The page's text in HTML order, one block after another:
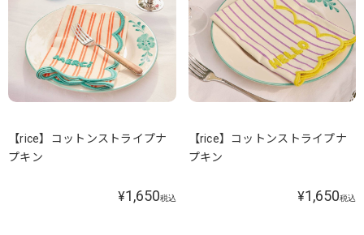
【rice】コットンストライプナ
プキン
¥1,650税込
【rice】コットンストライプナ
プキン
¥1,650税込